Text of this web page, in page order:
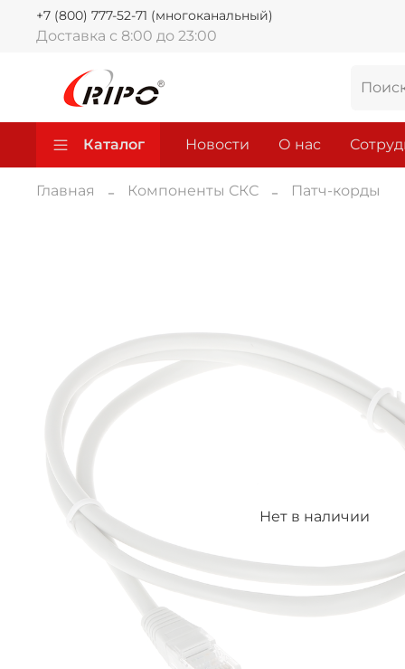
Доставка с 8:00 до 23:00
+7 (800) 777-52-71 (многоканальный)
Каталог Новости О нас
Главная Компоненты СКС Патч-корды
Нет в наличии